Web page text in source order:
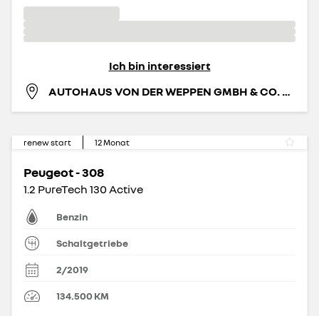
Ich bin interessiert
AUTOHAUS VON DER WEPPEN GMBH & CO. KG
renew start 12Monat
Peugeot - 308
1.2 PureTech 130 Active
Benzin
Schaltgetriebe
2/2019
134.500KM